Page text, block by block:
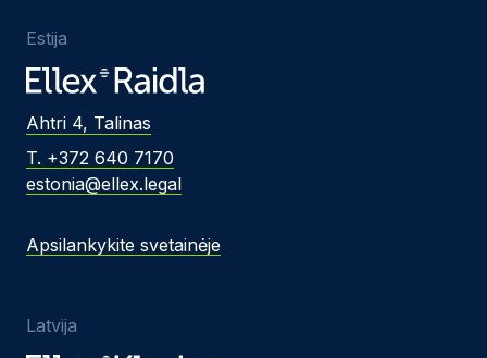
Estija
Ahtri 4, Talinas
T. +372 640 7170
estonia@ellex.legal
Apsilankykite svetainėje
Latvija